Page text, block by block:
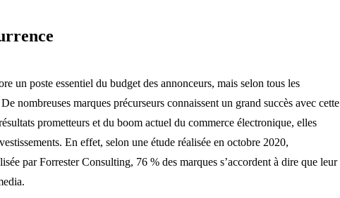
un poste essentiel du budget des annonceurs, mais selon tous les
nombreuses marques précurseurs connaissent un grand succès avec cette
prometteurs et du boom actuel du commerce électronique, elles
En effet, selon une étude réalisée en octobre 2020,
par Forrester Consulting, 76 % des marques s’accordent à dire que leur